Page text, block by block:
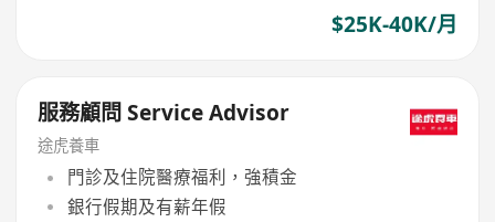
$25K-40K/月
服務顧問 Service Advisor
途虎養車
門診及住院醫療福利，強積金
銀行假期及有薪年假